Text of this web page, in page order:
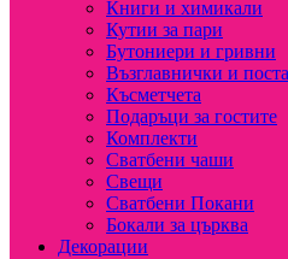
Книги и химикали
Кутии за пари
Бутониери и гривни
Възглавнички и
Късметчета
Подаръци за гостите
Комплекти
Сватбени чаши
Свещи
Сватбени Покани
Бокали за църква
Декорации